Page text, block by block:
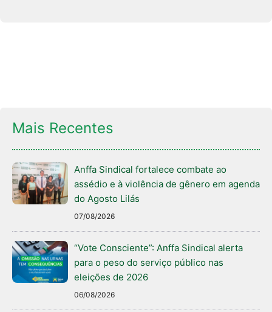
Mais Recentes
Anffa Sindical fortalece combate ao
assédio e à violência de gênero em agenda
do Agosto Lilás
07/08/2026
“Vote Consciente”: Anffa Sindical alerta
para o peso do serviço público nas
eleições de 2026
06/08/2026